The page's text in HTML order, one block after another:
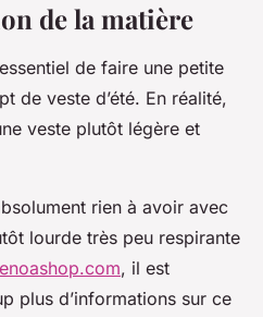
de la matière
de faire une petite
de veste d’été. En réalité,
veste plutôt légère et
rien à avoir avec
lourde très peu respirante
, il est
plus d’informations sur ce